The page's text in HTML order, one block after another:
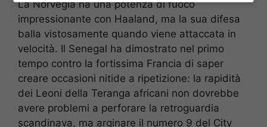
La Norvegia ha una potenza di fuoco
impressionante con Haaland, ma la sua difesa
balla vistosamente quando viene attaccata in
velocità. Il Senegal ha dimostrato nel primo
tempo contro la fortissima Francia di saper
creare occasioni nitide a ripetizione: la rapidità
dei Leoni della Teranga africani non dovrebbe
avere problemi a perforare la retroguardia
scandinava, ma arginare il numero 9 del City